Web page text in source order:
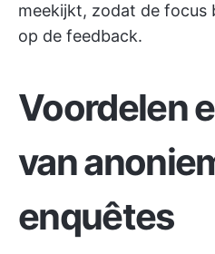
meekijkt, zodat de
op de feedback.
Voordelen
van
enquêtes